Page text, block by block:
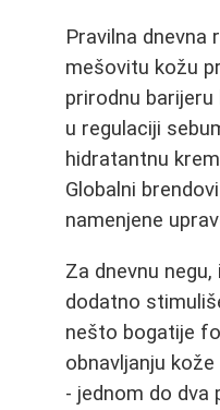
Pravilna dnevna
mešovitu kožu
prirodnu
u regulaciji
hidratantnu
Globalni
namenjene
Za dnevnu
dodatno
nešto bogatije
obnavljanju
- jednom do